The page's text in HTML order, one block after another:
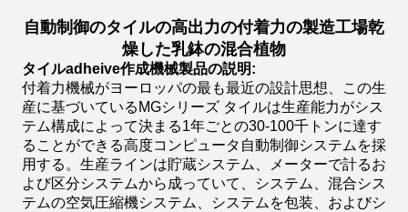
自動制御のタイルの高出力の付着力の製造工場乾
燥した乳鉢の混合植物
タイルadheive作成機械製品の説明:
付着力機械がヨーロッパの最も最近の設計思想、この生
産に基づいているMGシリーズ タイルは生産能力がシス
テム構成によって決まる1年ごとの30-100千トンに達す
ることができる高度コンピュータ自動制御システムを採
用する。生産ラインは貯蔵システム、メーターで計るお
よび区分システムから成っていて、システム、混合シス
テムの空気圧縮機システム、システムを包装、およびシ